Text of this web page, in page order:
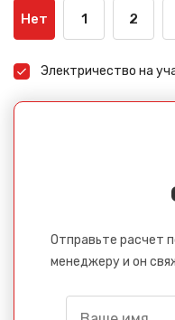
Нет 1 2
Электричество на
Отправьте расчет
менеджеру и он